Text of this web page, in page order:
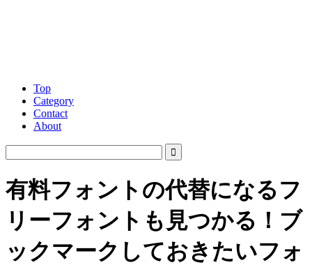
Top
Category
Contact
About
有料フォントの代替になるフ
リーフォントも見つかる！ブ
ックマークしておきたいフォ